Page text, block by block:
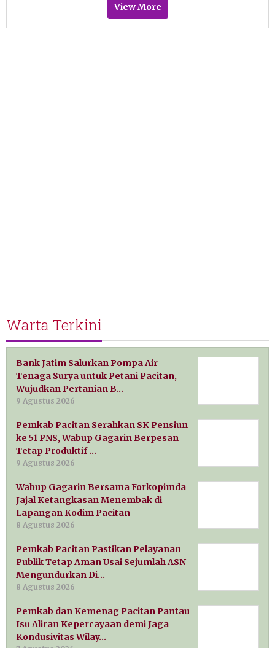
View More
Warta Terkini
Bank Jatim Salurkan Pompa Air
Tenaga Surya untuk Petani Pacitan,
Wujudkan Pertanian B…
9 Agustus 2026
Pemkab Pacitan Serahkan SK Pensiun
ke 51 PNS, Wabup Gagarin Berpesan
Tetap Produktif …
9 Agustus 2026
Wabup Gagarin Bersama Forkopimda
Jajal Ketangkasan Menembak di
Lapangan Kodim Pacitan
8 Agustus 2026
Pemkab Pacitan Pastikan Pelayanan
Publik Tetap Aman Usai Sejumlah ASN
Mengundurkan Di…
8 Agustus 2026
Pemkab dan Kemenag Pacitan Pantau
Isu Aliran Kepercayaan demi Jaga
Kondusivitas Wilay…